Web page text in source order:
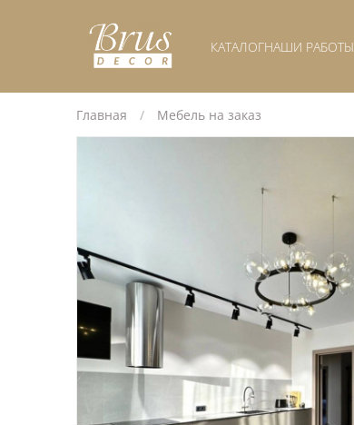
КАТАЛОГНАШИ РАБОТЫ
Главная Мебель на заказ